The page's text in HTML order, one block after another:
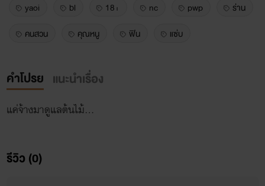
yaoi bl 18+ nc pwp
ร่าน
คนสวน
คุณหนู ฟิน แซ่บ
คำโปรย แนะนำเรื่อง
แค่จ้างมาดูแลต้นไม้...
รีวิว (0)